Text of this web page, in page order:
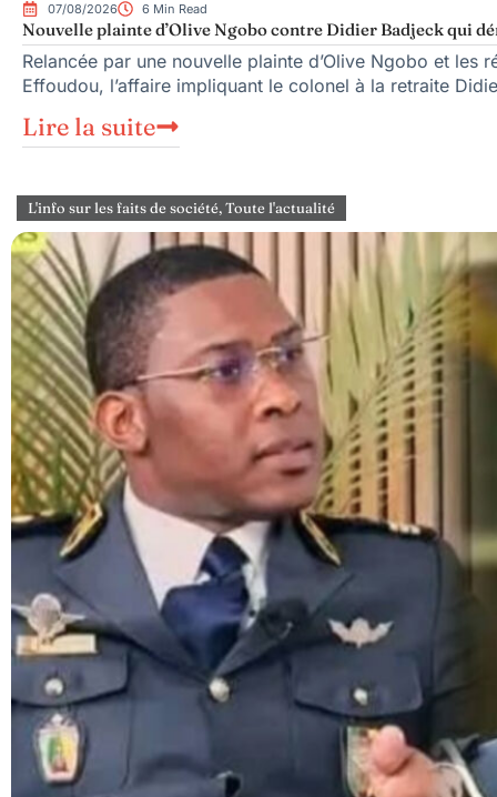
07/08/2026 6 Min Read
Nouvelle plainte d’Olive Ngobo contre Didier Badjeck qui
Relancée par une nouvelle plainte d’Olive Ngobo et les
Effoudou, l’affaire impliquant le colonel à la retraite
Lire la suite
L'info sur les faits de société,Toute l'actualité